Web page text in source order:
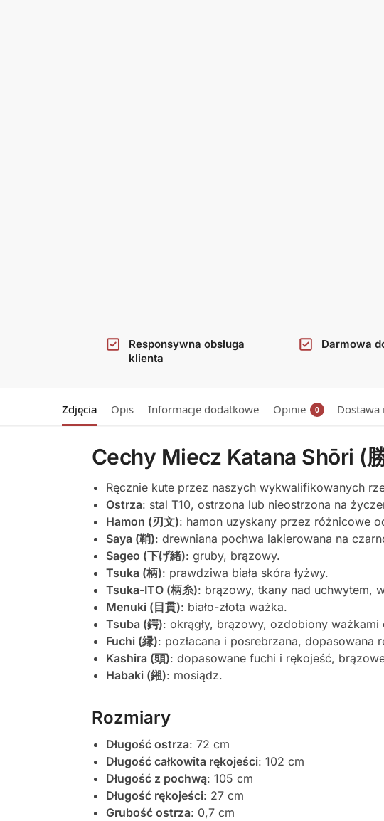
Responsywna obsługa
klienta
Darmowa
Zdjęcia Opis Informacje dodatkowe Opinie 0
Cechy Miecz Katana Shōri (
Ręcznie kute przez naszych wykwalifikowanych
Ostrza: stal T10, ostrzona lub nieostrzona na
Hamon (刃文): hamon uzyskany przez różnicowe
Saya (鞘): drewniana pochwa lakierowana na
Sageo (下げ緒): gruby, brązowy.
Tsuka (柄): prawdziwa biała skóra łyżwy.
Tsuka-ITO (柄糸): brązowy, tkany nad uchwytem,
Menuki (目貫): biało-złota ważka.
Tsuba (鍔): okrągły, brązowy, ozdobiony
Fuchi (縁): pozłacana i posrebrzana, dopasowana
Kashira (頭): dopasowane fuchi i rękojeść,
Habaki (鎺): mosiądz.
Rozmiary
Długość ostrza: 72 cm
Długość całkowita rękojeści: 102 cm
Długość z pochwą: 105 cm
Długość rękojeści: 27 cm
Grubość ostrza: 0,7 cm